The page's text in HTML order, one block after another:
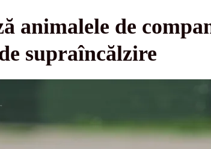
animalele de
supraîncălzire